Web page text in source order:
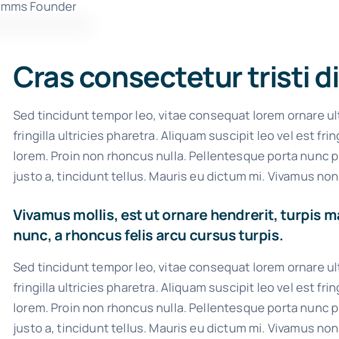
Cras consectetur tristi
Sed tincidunt tempor leo, vitae consequat lorem ornare
fringilla ultricies pharetra. Aliquam suscipit leo vel est
lorem. Proin non rhoncus nulla. Pellentesque porta nunc
justo a, tincidunt tellus. Mauris eu dictum mi. Vivamus
Vivamus mollis, est ut ornare hendrerit, turpis
nunc, a rhoncus felis arcu cursus turpis.
Sed tincidunt tempor leo, vitae consequat lorem ornare
fringilla ultricies pharetra. Aliquam suscipit leo vel est
lorem. Proin non rhoncus nulla. Pellentesque porta nunc
justo a, tincidunt tellus. Mauris eu dictum mi. Vivamus